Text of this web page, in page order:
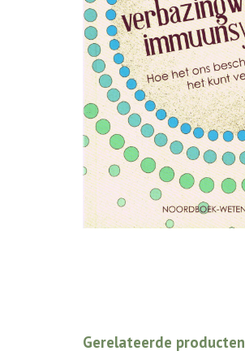
Gerelateerde producten